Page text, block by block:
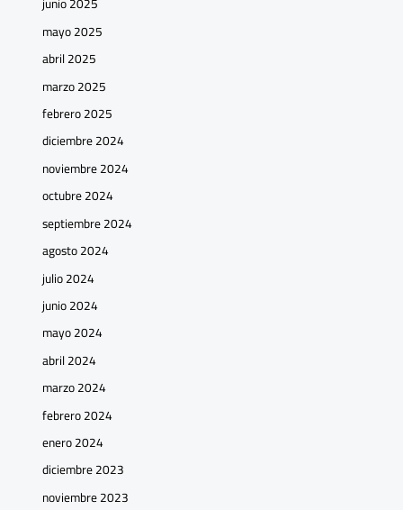
mayo 2025
abril 2025
marzo 2025
febrero 2025
diciembre 2024
noviembre 2024
octubre 2024
septiembre 2024
agosto 2024
julio 2024
junio 2024
mayo 2024
abril 2024
marzo 2024
febrero 2024
enero 2024
diciembre 2023
noviembre 2023